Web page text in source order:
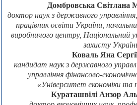
Домбровська Світлана
доктор наук з державного
працівник освіти України,
виробничого центру, Національний
захисту
Коваль Яна
кандидат наук з державного
управління фінансово-
«Університет економіки
Кураташвілі Анзор